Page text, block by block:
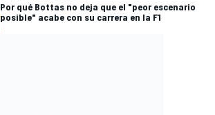
Por qué Bottas no deja que el "peor escenario
posible" acabe con su carrera en la F1